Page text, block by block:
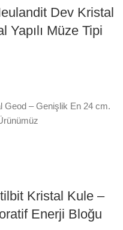
Dev Kristal
Yapılı Müze Tipi
Geod – Genişlik En 24 cm.
Kristal Kule –
Enerji Bloğu